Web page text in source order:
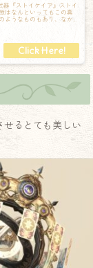
器『ストイケイア』ストイ
はなんといってもこの真
ようなものもあり、なか
せるとても美しい